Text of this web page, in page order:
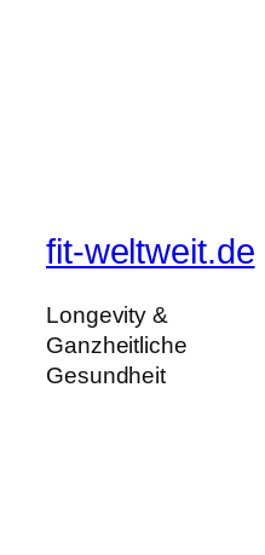
fit-weltweit.de
Longevity &
Ganzheitliche
Gesundheit